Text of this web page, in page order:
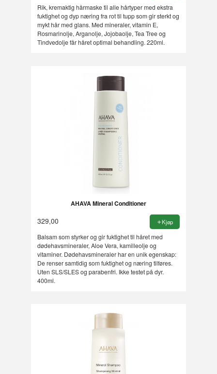
Rik, kremaktig hårmaske til alle hårtyper med ekstra
fuktighet og dyp næring fra rot til tupp som gir sterkt og
mykt hår med glans. Med mineraler, vitamin E,
Rosmarinolje, Arganolje, Jojobaolje, Tea Tree og
Tindvedolje får håret optimal behandling. 220ml.
AHAVA Mineral Conditioner
329,00 Kjøp
Balsam som styrker og gir fuktighet til håret med
dødehavsmineraler, Aloe Vera, kamilleolje og
vitaminer. Dødehavsmineraler har en unik egenskap:
De renser samtidig som fuktighet og næring tilføres.
Uten SLS/SLES og parabenfri. Ikke testet på dyr.
400ml.